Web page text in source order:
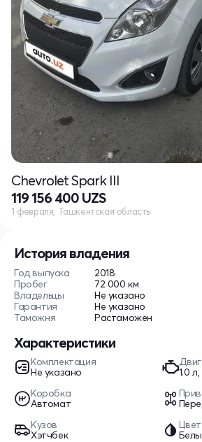
История владения
Год выпуска
2018
Пробег
72 000 км
Владельцы
Не указано
Гарантия
Не указано
Таможня
Растаможен
Характеристики
Комплектация
Не указано
1.0
Коробка
Автомат
Кузов
Хэтчбек
Цвет
Chevrolet Spark III
119 156 400 UZS
1 февраля, Ташкентская область